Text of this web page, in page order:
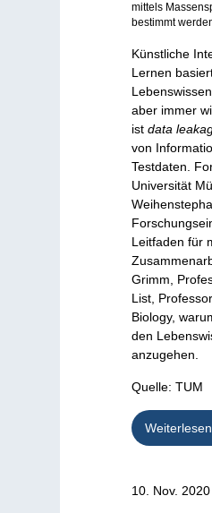
mittels
bestimmt
Künstliche
Lernen
aber immer
istdata
von
Testdaten.
Universität
Leitfaden für
Grimm,
List,
Biology,
den
anzugehen.
Quelle: TUM
Weiterlesen
10. Nov. 2020